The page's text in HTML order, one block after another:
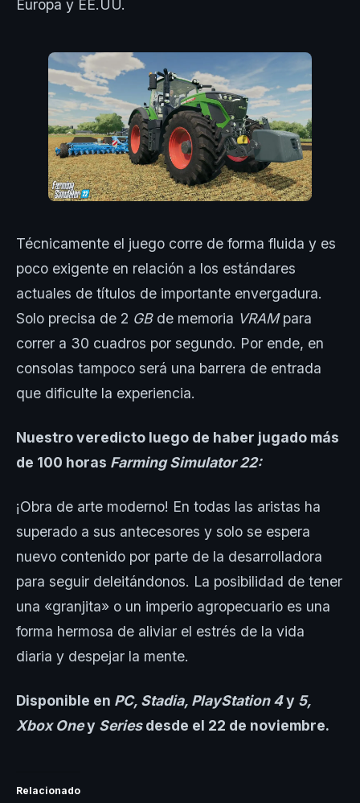
Europa y EE.UU.
Técnicamente el juego corre de forma fluida y es
poco exigente en relación a los estándares
actuales de títulos de importante envergadura.
Solo precisa de 2 GB de memoria VRAMpara
correr a 30 cuadros por segundo. Por ende, en
consolas tampoco será una barrera de entrada
que dificulte la experiencia.
Nuestro veredicto luego de haber jugado más
de 100 horas Farming Simulator 22:
¡Obra de arte moderno! En todas las aristas ha
superado a sus antecesores y solo se espera
nuevo contenido por parte de la desarrolladora
para seguir deleitándonos. La posibilidad de tener
una «granjita» o un imperio agropecuario es una
forma hermosa de aliviar el estrés de la vida
diaria y despejar la mente.
Disponible en PC, Stadia, PlayStation 4y 5,
Xbox Oney Seriesdesde el 22 de noviembre.
Relacionado